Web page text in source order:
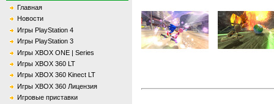
Главная
Новости
Игры PlayStation 4
Игры PlayStation 3
Игры XBOX ONE | Series
Игры XBOX 360 LT
Игры XBOX 360 Kinect LT
Игры XBOX 360 Лицензия
Игровые приставки